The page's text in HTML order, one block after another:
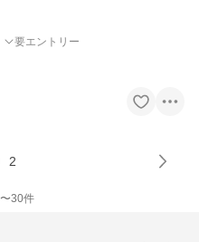
要エントリー
2
〜30件